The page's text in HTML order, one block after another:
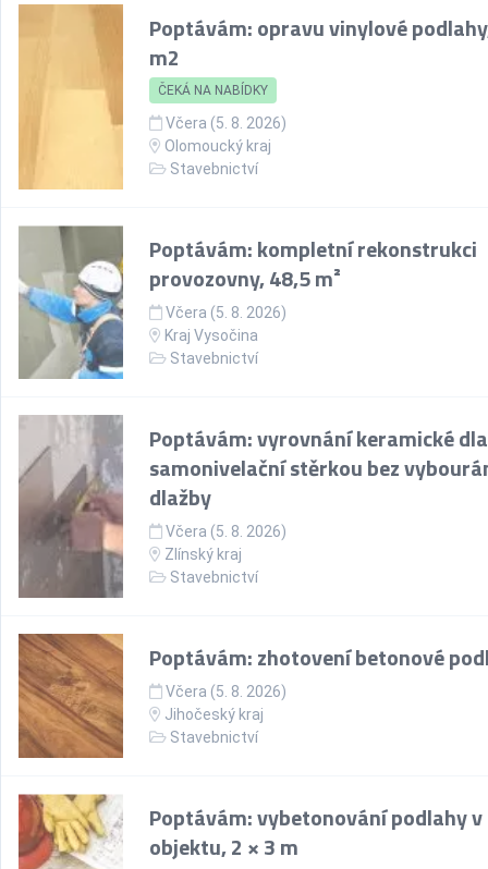
Poptávám: opravu vinylové
m2
ČEKÁ NA NABÍDKY
Včera (5. 8. 2026)
Olomoucký kraj
Stavebnictví
Poptávám: kompletní rekonstrukci
provozovny, 48,5 m²
Včera (5. 8. 2026)
Kraj Vysočina
Stavebnictví
Poptávám: vyrovnání keramické
samonivelační stěrkou bez
dlažby
Včera (5. 8. 2026)
Zlínský kraj
Stavebnictví
Poptávám: zhotovení betonové
Včera (5. 8. 2026)
Jihočeský kraj
Stavebnictví
Poptávám: vybetonování podlahy v
objektu, 2 × 3 m